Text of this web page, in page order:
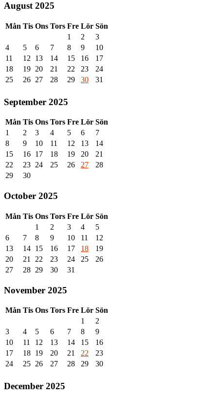
August 2025
Mån Tis Ons Tors Fre Lör Sön
1
2
3
4
5 6 7 8 9
10
11
12 13 14 15 16
17
18
19 20 21 22 23
24
25
26 27 28 29 30 31
September 2025
Mån Tis Ons Tors Fre Lör Sön
1
2 3 4 5 6
7
8
9 10 11 12 13
14
15
16 17 18 19 20
21
22
23 24 25 26 27
28
29
30
October 2025
Mån Tis Ons Tors Fre Lör Sön
1
2 3 4
5
6
7 8 9 10 11
12
13
14 15 16 17 18
19
20
21 22 23 24 25
26
27
28 29 30 31
November 2025
Mån Tis Ons Tors Fre Lör Sön
1
2
3
4 5 6 7 8
9
10
11 12 13 14 15
16
17
18 19 20 21 22
23
24
25 26 27 28 29 30
December 2025